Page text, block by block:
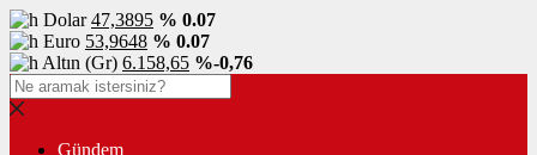
Dolar47,3895 % 0.07
Euro 53,9648 % 0.07
Altın (Gr) 6.158,65 %-0,76
Gündem